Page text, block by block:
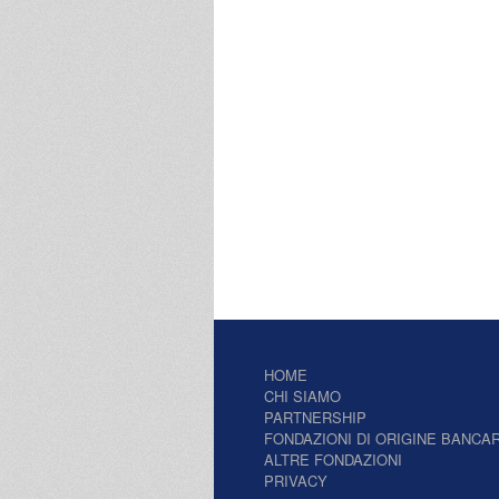
HOME
CHI SIAMO
PARTNERSHIP
FONDAZIONI DI ORIGINE
ALTRE FONDAZIONI
PRIVACY